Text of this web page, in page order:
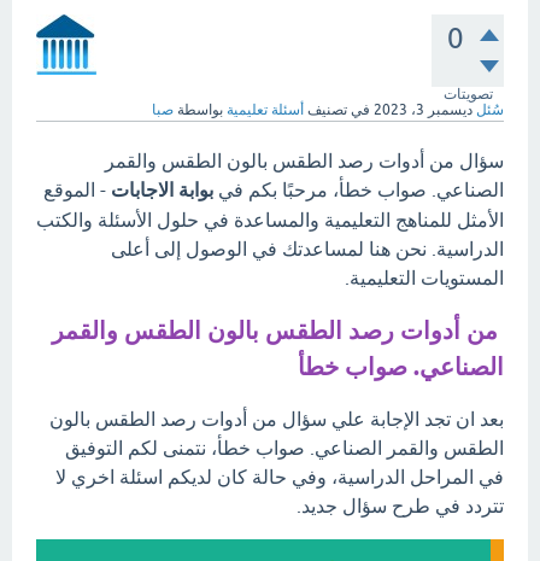
0
تصويتات
سُئل ديسمبر 3، 2023 في تصنيف أسئلة تعليمية بواسطة صبا
سؤال من أدوات رصد الطقس بالون الطقس والقمر
الصناعي. صواب خطأ، مرحبًا بكم في بوابة الاجابات - الموقع
الأمثل للمناهج التعليمية والمساعدة في حلول الأسئلة والكتب
الدراسية. نحن هنا لمساعدتك في الوصول إلى أعلى
المستويات التعليمية.
من أدوات رصد الطقس بالون الطقس والقمر
الصناعي. صواب خطأ
بعد ان تجد الإجابة علي سؤال من أدوات رصد الطقس بالون
الطقس والقمر الصناعي. صواب خطأ، نتمنى لكم التوفيق
في المراحل الدراسية، وفي حالة كان لديكم اسئلة اخري لا
تتردد في طرح سؤال جديد.